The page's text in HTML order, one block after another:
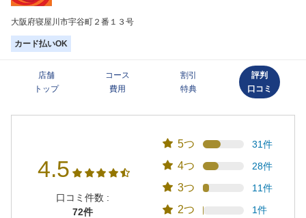
大阪府寝屋川市宇谷町２番１３号
カード払いOK
店舗
トップ
コース
費用
割引
特典
評判
口コミ
4.5
口コミ件数 :
72件
5つ 31件
4つ 28件
3つ 11件
2つ 1件